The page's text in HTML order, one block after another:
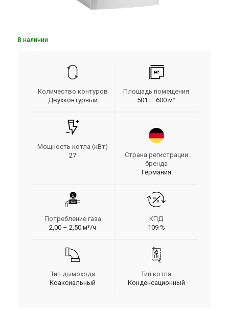
В наличии
Количество контуров
Двухконтурный
Площадь помещения
501 — 600 м²
Мощность котла (кВт)
27
Страна регистрации
бренда
Германия
Потребление газа
2,00 – 2,50 м³/ч
КПД
109 %
Тип дымохода
Коаксиальный
Тип котла
Конденсационный